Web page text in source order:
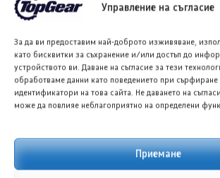
Управление на съгласие
За да ви предоставим най-доброто изживяване,
като бисквитки за съхранение и/или достъп до
устройството ви. Даване на съгласие за тези
обработваме данни като поведението при сърфиране
идентификатори на това сайта. Не даването на
може да повлияе неблагоприятно на определени
Приемане
Шпенг (XPeng) официално
навлезе на румънския
Мицубиши
дилъри
Монтеро